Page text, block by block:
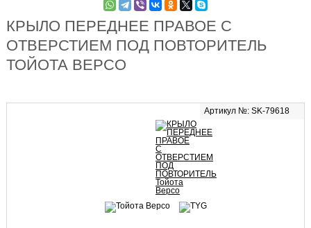
КРЫЛО ПЕРЕДНЕЕ ПРАВОЕ С
ОТВЕРСТИЕМ ПОД ПОВТОРИТЕЛЬ
ТОЙОТА ВЕРСО
Артикул №: SK-79618